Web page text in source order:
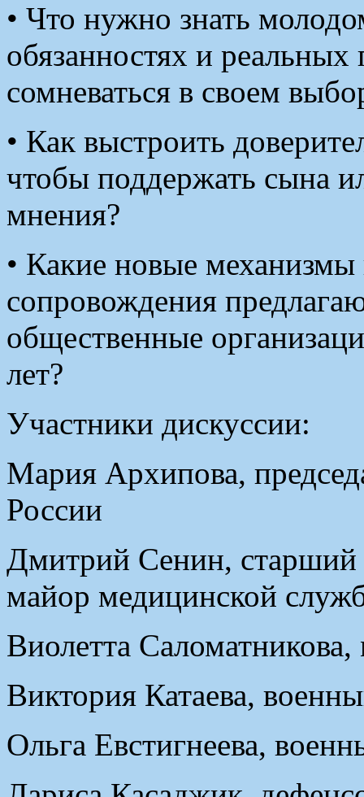
• Что нужно знать
обязанностях и
сомневаться в своем
• Как выстроить
чтобы поддержать сына
мнения?
• Какие новые механизмы
сопровождения
общественные
лет?
Участники дискуссии:
Мария Архипова,
России
Дмитрий Сенин, старший
майор медицинской
Виолетта Саломатникова,
Виктория Катаева,
Ольга Евстигнеева,